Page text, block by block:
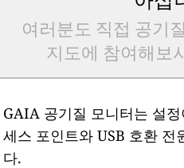
여러분도 직접 공기
지도에 참여해보
GAIA 공기질 모니터는 설
세스 포인트와 USB 호환 전
다.